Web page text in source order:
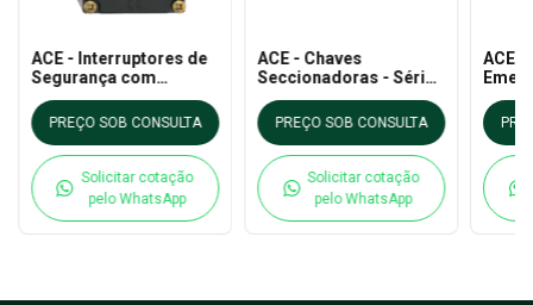
ACE - Interruptores de
Segurança com
Atuadores AZ 16-
12zvrk-M16
PREÇO SOB CONSULTA
Solicitar cotação
pelo WhatsApp
ACE - Chaves
Seccionadoras - Série
LB
PREÇO SOB CONSULTA
Solicitar cotação
pelo WhatsApp
ACE
- ZQ